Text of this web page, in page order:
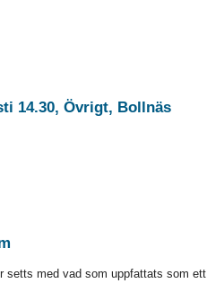
14.30, Övrigt, Bollnäs
setts med vad som uppfattats som ett